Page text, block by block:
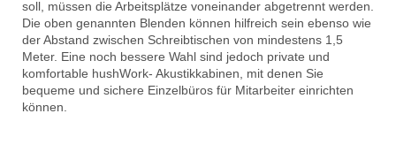
soll, müssen die Arbeitsplätze voneinander abgetrennt werden.
Die oben genannten Blenden können hilfreich sein ebenso wie
der Abstand zwischen Schreibtischen von mindestens 1,5
Meter. Eine noch bessere Wahl sind jedoch private und
komfortable hushWork- Akustikkabinen, mit denen Sie
bequeme und sichere Einzelbüros für Mitarbeiter einrichten
können.